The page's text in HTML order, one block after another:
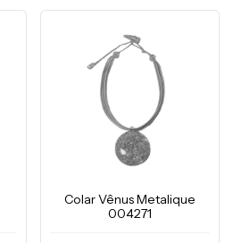
Colar Vênus Metalique
004271